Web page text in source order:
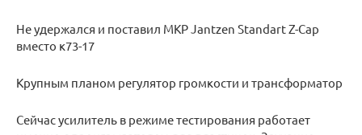
Не удержался и поставил MKP Jantzen Standart Z-Cap
вместо к73-17
Крупным планом регулятор громкости и трансформатор
Сейчас усилитель в режиме тестирования работает